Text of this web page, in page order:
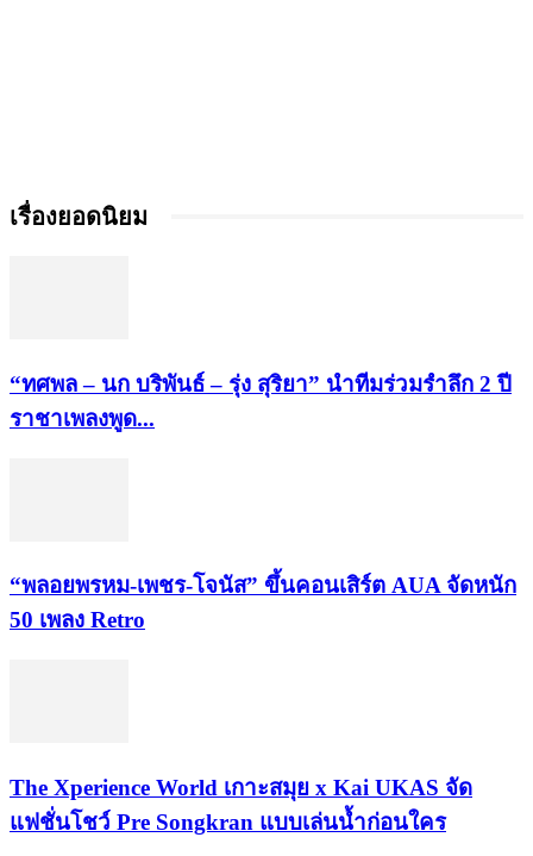
เรื่องยอดนิยม
“ทศพล – นก บริพันธ์ – รุ่ง สุริยา” นำทีมร่วมรำลึก 2 ปี
ราชาเพลงพูด...
“พลอยพรหม-เพชร-โจนัส” ขึ้นคอนเสิร์ต AUA จัดหนัก
50 เพลง Retro
​The Xperience World เกาะสมุย x Kai UKAS จัด
แฟชั่นโชว์ Pre Songkran แบบเล่นน้ำก่อนใคร